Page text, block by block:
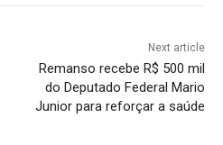
Next article
Remanso recebe R$ 500 mil
do Deputado Federal Mario
Junior para reforçar a saúde